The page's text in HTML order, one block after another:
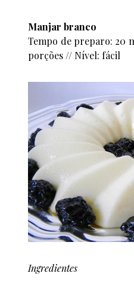
Manjar branco
Tempo de preparo: 20
porções // Nível: fácil
Ingredientes